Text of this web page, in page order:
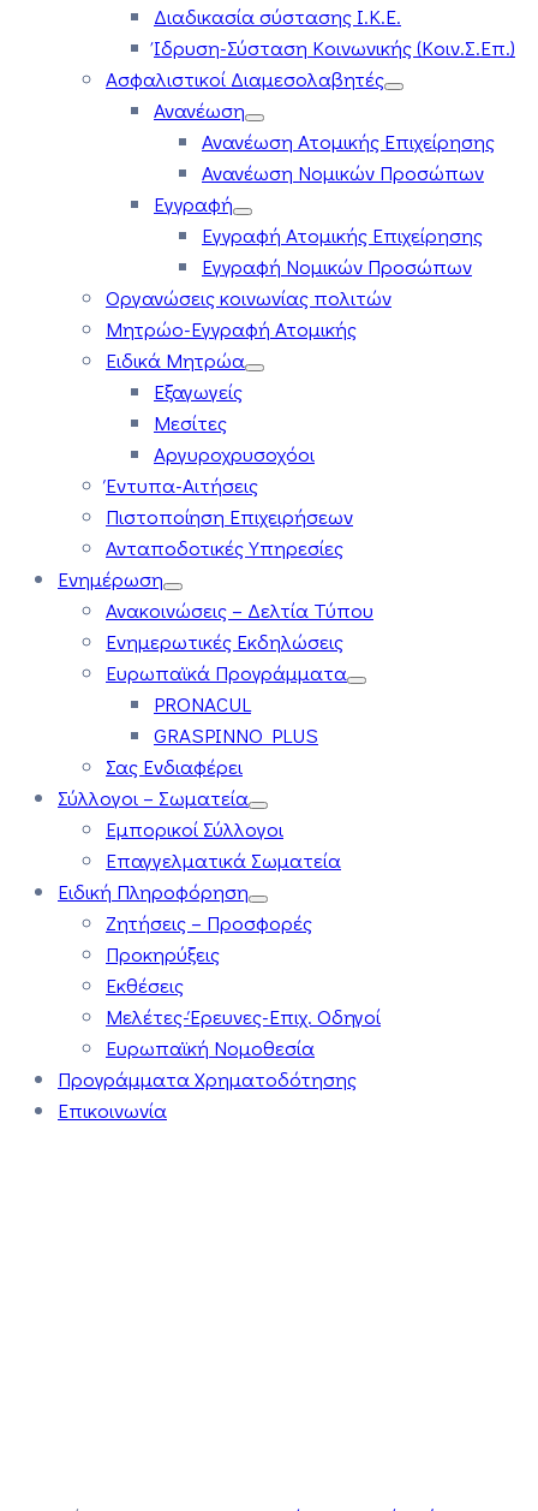
Διαδικασία σύστασης Ι.Κ.Ε.
Ίδρυση-Σύσταση Κοινωνικής (Κοιν.Σ.Επ.)
Ασφαλιστικοί Διαμεσολαβητές
Ανανέωση
Ανανέωση Ατομικής Επιχείρησης
Ανανέωση Νομικών Προσώπων
Εγγραφή
Εγγραφή Ατομικής Επιχείρησης
Εγγραφή Νομικών Προσώπων
Οργανώσεις κοινωνίας πολιτών
Μητρώο-Εγγραφή Ατομικής
Ειδικά Μητρώα
Εξαγωγείς
Μεσίτες
Αργυροχρυσοχόοι
Έντυπα-Αιτήσεις
Πιστοποίηση Επιχειρήσεων
Ανταποδοτικές Υπηρεσίες
Ενημέρωση
Ανακοινώσεις – Δελτία Τύπου
Ενημερωτικές Εκδηλώσεις
Ευρωπαϊκά Προγράμματα
PRONACUL
GRASPINNO PLUS
Σας Ενδιαφέρει
Σύλλογοι – Σωματεία
Εμπορικοί Σύλλογοι
Επαγγελματικά Σωματεία
Ειδική Πληροφόρηση
Ζητήσεις – Προσφορές
Προκηρύξεις
Εκθέσεις
Μελέτες-Έρευνες-Επιχ. Οδηγοί
Ευρωπαϊκή Νομοθεσία
Προγράμματα Χρηματοδότησης
Επικοινωνία